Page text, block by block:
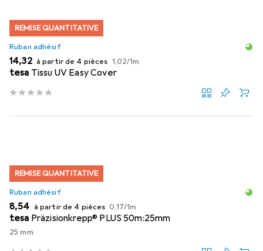
REMISE QUANTITATIVE
Ruban adhésif
EUR
14,32 à partir de 4 pièces EUR
1,02/1m
tesa Tissu UV Easy Cover
REMISE QUANTITATIVE
Ruban adhésif
EUR
8,54 à partir de 4 pièces EUR
0,17/1m
tesa Präzisionkrepp® PLUS 50m:25mm
25 mm